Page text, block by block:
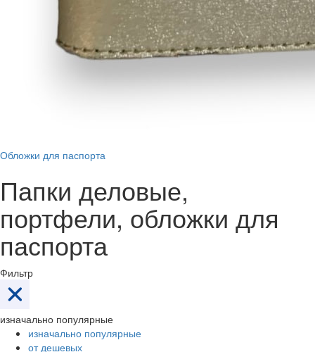
Обложки для паспорта
Папки деловые,
портфели, обложки для
паспорта
Фильтр
изначально популярные
изначально популярные
от дешевых